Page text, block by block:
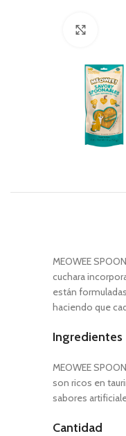
MEOWEE
cuchara
están
haciendo que
Ingredientes
MEOWEE
son ricos en
sabores
Cantidad